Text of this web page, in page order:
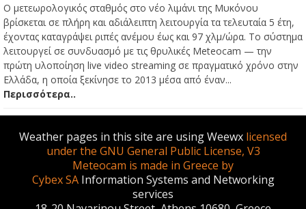
Ο μετεωρολογικός σταθμός στο νέο λιμάνι της Μυκόνου
βρίσκεται σε πλήρη και αδιάλειπτη λειτουργία τα τελευταία 5 έτη,
έχοντας καταγράψει ριπές ανέμου έως και 97 χλμ/ώρα. Το σύστημα
λειτουργεί σε συνδυασμό με τις θρυλικές Meteocam — την
πρώτη υλοποίηση live video streaming σε πραγματικό χρόνο στην
Ελλάδα, η οποία ξεκίνησε το 2013 μέσα από έναν...
Περισσότερα..
Weather pages in this site are using Weewx licensed
under the GNU General Public License, V3
Meteocam is made in Greece by
Cybex SAInformation Systems and Networking
services